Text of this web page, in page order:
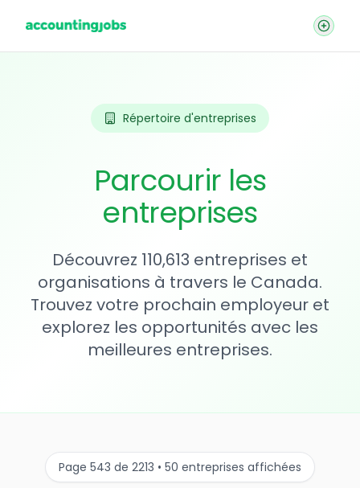
Répertoire d'entreprises
Parcourir les
entreprises
Découvrez 110,613 entreprises et
organisations à travers le Canada.
Trouvez votre prochain employeur et
explorez les opportunités avec les
meilleures entreprises.
Page 543 de 2213 • 50 entreprises affichées